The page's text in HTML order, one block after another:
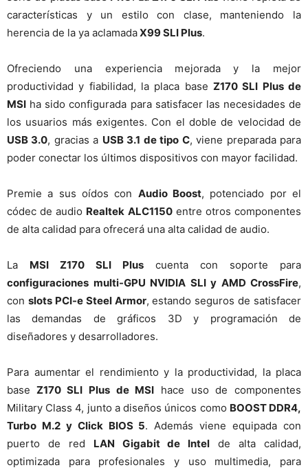
características y un estilo con clase, manteniendo la
herencia de la ya aclamadaX99 SLI Plus.
Ofreciendo una experiencia mejorada y la mejor
productividad y fiabilidad, la placa base Z170 SLI Plus de
MSI ha sido configurada para satisfacer las necesidades de
los usuarios más exigentes. Con el doble de velocidad de
USB 3.0, gracias a USB 3.1 de tipo C, viene preparada para
poder conectar los últimos dispositivos con mayor facilidad.
Premie a sus oídos con Audio Boost, potenciado por el
códec de audio Realtek ALC1150entre otros componentes
de alta calidad para ofrecerá una alta calidad de audio.
La MSI Z170 SLI Plus cuenta con soporte para
configuraciones multi-GPU NVIDIA SLI y AMD CrossFire,
con slots PCI-e Steel Armor, estando seguros de satisfacer
las demandas de gráficos 3D y programación de
diseñadores y desarrolladores.
Para aumentar el rendimiento y la productividad, la placa
base Z170 SLI Plus de MSI hace uso de componentes
Military Class 4, junto a diseños únicos como BOOST DDR4,
Turbo M.2 y Click BIOS 5. Además viene equipada con
puerto de red LAN Gigabit de Intel de alta calidad,
optimizada para profesionales y uso multimedia, para